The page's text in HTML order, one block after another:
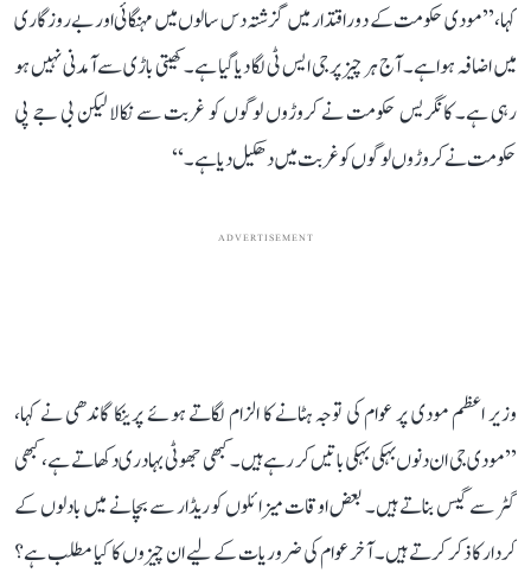
کہا، ’’مودی حکومت کے دور اقتدار میں گزشتہ دس سالوں میں مہنگائی اور بے روزگاری
میں اضافہ ہوا ہے۔ آج ہر چیز پر جی ایس ٹی لگا دیا گیا ہے۔ کھیتی باڑی سے آمدنی نہیں ہو
رہی ہے۔ کانگریس حکومت نے کروڑوں لوگوں کو غربت سے نکالا لیکن بی جے پی
حکومت نے کروڑوں لوگوں کو غربت میں دھکیل دیا ہے۔‘‘
ADVERTISEMENT
وزیر اعظم مودی پر عوام کی توجہ ہٹانے کا الزام لگاتے ہوئے پرینکا گاندھی نے کہا،
’’مودی جی ان دنوں بہکی بہکی باتیں کر رہے ہیں۔ کبھی جھوٹی بہادری دکھاتے ہے، کبھی
گٹر سے گیس بناتے ہیں۔ بعض اوقات میزائلوں کو ریڈار سے بچانے میں بادلوں کے
کردار کا ذکر کرتے ہیں۔ آخر عوام کی ضروریات کے لیے ان چیزوں کا کیا مطلب ہے؟